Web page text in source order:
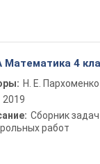
4
Н. Е. Пархоменко
2019
Сборник
работ